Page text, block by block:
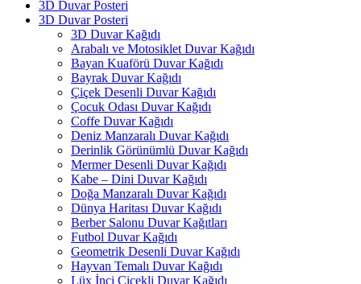
3D Duvar Posteri
3D Duvar Posteri
3D Duvar Kağıdı
Arabalı ve Motosiklet Duvar Kağıdı
Bayan Kuaförü Duvar Kağıdı
Bayrak Duvar Kağıdı
Çiçek Desenli Duvar Kağıdı
Çocuk Odası Duvar Kağıdı
Coffe Duvar Kağıdı
Deniz Manzaralı Duvar Kağıdı
Derinlik Görünümlü Duvar Kağıdı
Mermer Desenli Duvar Kağıdı
Kabe – Dini Duvar Kağıdı
Doğa Manzaralı Duvar Kağıdı
Dünya Haritası Duvar Kağıdı
Berber Salonu Duvar Kağıtları
Futbol Duvar Kağıdı
Geometrik Desenli Duvar Kağıdı
Hayvan Temalı Duvar Kağıdı
Lüx İnci Çicekli Duvar Kağıdı